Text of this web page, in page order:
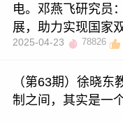
电。邓燕飞研究员
展，助力实现国家
2025-04-23 78826
（第63期）徐晓东
制之间，其实是一